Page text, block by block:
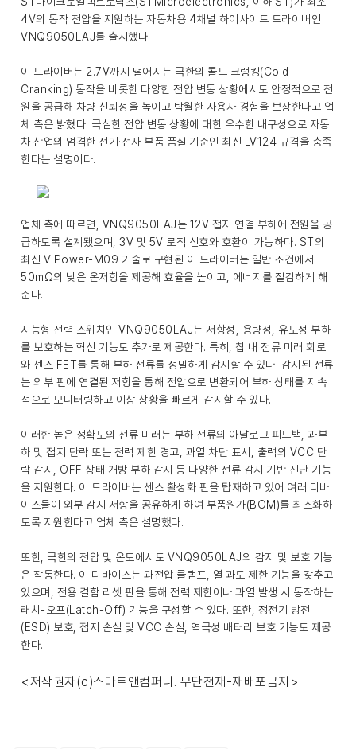
4V의 동작 전압을 지원하는 자동차용 4채널 하이사이드 드라이버인
VNQ9050LAJ를 출시했다.
이 드라이버는 2.7V까지 떨어지는 극한의 콜드 크랭킹(Cold
Cranking) 동작을 비롯한 다양한 전압 변동 상황에서도 안정적으로 전
원을 공급해 차량 신뢰성을 높이고 탁월한 사용자 경험을 보장한다고 업
체 측은 밝혔다. 극심한 전압 변동 상황에 대한 우수한 내구성으로 자동
차 산업의 엄격한 전기·전자 부품 품질 기준인 최신 LV124 규격을 충족
한다는 설명이다.
업체 측에 따르면, VNQ9050LAJ는 12V 접지 연결 부하에 전원을 공
급하도록 설계됐으며, 3V 및 5V 로직 신호와 호환이 가능하다. ST의
최신 VIPower-M09 기술로 구현된 이 드라이버는 일반 조건에서
50mΩ의 낮은 온저항을 제공해 효율을 높이고, 에너지를 절감하게 해
준다.
지능형 전력 스위치인 VNQ9050LAJ는 저항성, 용량성, 유도성 부하
를 보호하는 혁신 기능도 추가로 제공한다. 특히, 칩 내 전류 미러 회로
와 센스 FET를 통해 부하 전류를 정밀하게 감지할 수 있다. 감지된 전류
는 외부 핀에 연결된 저항을 통해 전압으로 변환되어 부하 상태를 지속
적으로 모니터링하고 이상 상황을 빠르게 감지할 수 있다.
이러한 높은 정확도의 전류 미러는 부하 전류의 아날로그 피드백, 과부
하 및 접지 단락 또는 전력 제한 경고, 과열 차단 표시, 출력의 VCC 단
락 감지, OFF 상태 개방 부하 감지 등 다양한 전류 감지 기반 진단 기능
을 지원한다. 이 드라이버는 센스 활성화 핀을 탑재하고 있어 여러 디바
이스들이 외부 감지 저항을 공유하게 하여 부품원가(BOM)를 최소화하
도록 지원한다고 업체 측은 설명했다.
또한, 극한의 전압 및 온도에서도 VNQ9050LAJ의 감지 및 보호 기능
은 작동한다. 이 디바이스는 과전압 클램프, 열 과도 제한 기능을 갖추고
있으며, 전용 결함 리셋 핀을 통해 전력 제한이나 과열 발생 시 동작하는
래치-오프(Latch-Off) 기능을 구성할 수 있다. 또한, 정전기 방전
(ESD) 보호, 접지 손실 및 VCC 손실, 역극성 배터리 보호 기능도 제공
한다.
<저작권자(c)스마트앤컴퍼니. 무단전재-재배포금지>